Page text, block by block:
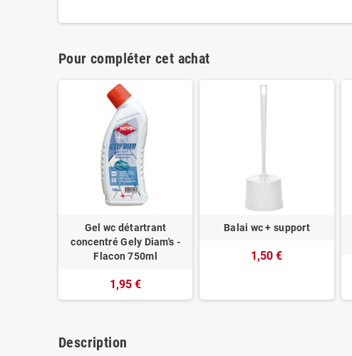
Pour compléter cet achat
Gel wc détartrant
concentré Gely Diam's -
Flacon 750ml
1,95 €
Balai wc + support
1,50 €
Description